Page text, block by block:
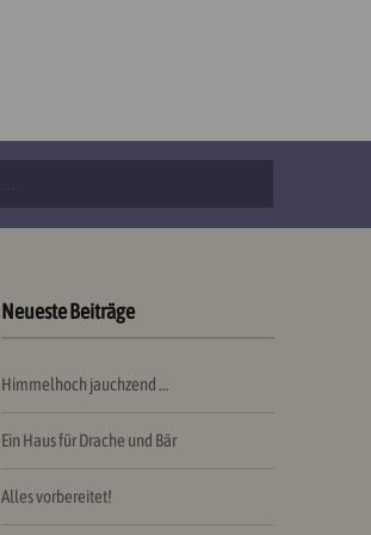
Neueste Beiträge
Himmelhoch jauchzend …
Ein Haus für Drache und Bär
Alles vorbereitet!